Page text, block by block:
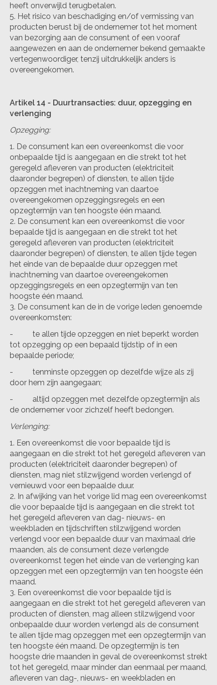
heeft onverwijld terugbetalen.
Het risico van beschadiging en/of vermissing van
producten berust bij de ondernemer tot het moment
van bezorging aan de consument of een vooraf
aangewezen en aan de ondernemer bekend gemaakte
vertegenwoordiger, tenzij uitdrukkelijk anders is
overeengekomen.
Artikel 14 - Duurtransacties: duur, opzegging en
verlenging
Opzegging:
De consument kan een overeenkomst die voor
onbepaalde tijd is aangegaan en die strekt tot het
geregeld afleveren van producten (elektriciteit
daaronder begrepen) of diensten, te allen tijde
opzeggen met inachtneming van daartoe
overeengekomen opzeggingsregels en een
opzegtermijn van ten hoogste één maand.
De consument kan een overeenkomst die voor
bepaalde tijd is aangegaan en die strekt tot het
geregeld afleveren van producten (elektriciteit
daaronder begrepen) of diensten, te allen tijde tegen
het einde van de bepaalde duur opzeggen met
inachtneming van daartoe overeengekomen
opzeggingsregels en een opzegtermijn van ten
hoogste één maand.
De consument kan de in de vorige leden genoemde
overeenkomsten:
- te allen tijde opzeggen en niet beperkt worden
tot opzegging op een bepaald tijdstip of in een
bepaalde periode;
- tenminste opzeggen op dezelfde wijze als zij
door hem zijn aangegaan;
- altijd opzeggen met dezelfde opzegtermijn als
de ondernemer voor zichzelf heeft bedongen.
Verlenging:
Een overeenkomst die voor bepaalde tijd is
aangegaan en die strekt tot het geregeld afleveren van
producten (elektriciteit daaronder begrepen) of
diensten, mag niet stilzwijgend worden verlengd of
vernieuwd voor een bepaalde duur.
In afwijking van het vorige lid mag een overeenkomst
die voor bepaalde tijd is aangegaan en die strekt tot
het geregeld afleveren van dag- nieuws- en
weekbladen en tijdschriften stilzwijgend worden
verlengd voor een bepaalde duur van maximaal drie
maanden, als de consument deze verlengde
overeenkomst tegen het einde van de verlenging kan
opzeggen met een opzegtermijn van ten hoogste één
maand.
Een overeenkomst die voor bepaalde tijd is
aangegaan en die strekt tot het geregeld afleveren van
producten of diensten, mag alleen stilzwijgend voor
onbepaalde duur worden verlengd als de consument
te allen tijde mag opzeggen met een opzegtermijn van
ten hoogste één maand. De opzegtermijn is ten
hoogste drie maanden in geval de overeenkomst strekt
tot het geregeld, maar minder dan eenmaal per maand,
afleveren van dag-, nieuws- en weekbladen en